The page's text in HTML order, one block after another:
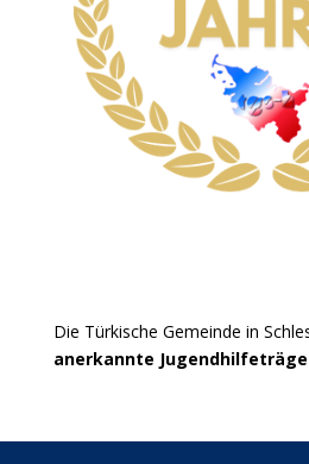
Die Türkische Gemeinde in
anerkannte